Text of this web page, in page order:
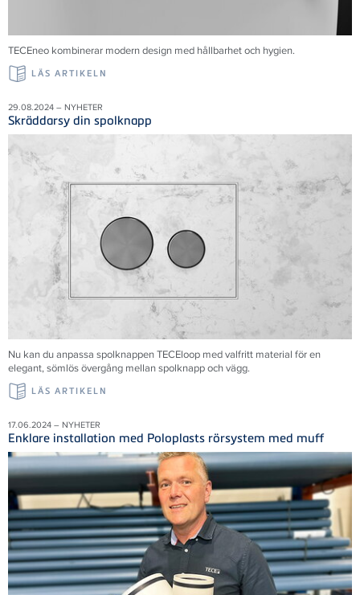
TECEneo kombinerar modern design med hållbarhet och hygien.
LÄS ARTIKELN
29.08.2024 – NYHETER
Skräddarsy din spolknapp
Nu kan du anpassa spolknappen TECEloop med valfritt material för en
elegant, sömlös övergång mellan spolknapp och vägg.
LÄS ARTIKELN
17.06.2024 – NYHETER
Enklare installation med Poloplasts rörsystem med muff